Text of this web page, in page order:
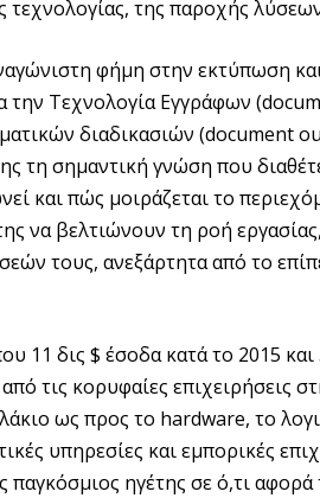
τεχνολογίας, της παροχής
φήμη στην εκτύπωση
την Τεχνολογία Εγγράφων
διαδικασιών (document
τη σημαντική γνώση που
και πώς μοιράζεται το
να βελτιώνουν τη ροή
τους, ανεξάρτητα από το
11 δις $ έσοδα κατά το 2015
από τις κορυφαίες επιχειρήσεις
ως προς το hardware, το
υπηρεσίες και εμπορικές
παγκόσμιος ηγέτης σε ό,τι